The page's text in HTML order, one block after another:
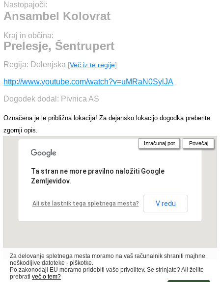
Nastopajoči:
Ansambel Kolovrat
Kraj in občina:
Prelesje, Šentrupert
Regija: Dolenjska [Več iz te regije]
http://www.youtube.com/watch?v=uMRaN0SylJA
Dogodek dodal: Pivnica AS
Označena je le približna lokacija! Za dejansko lokacijo dogodka preberite
zgornji opis.
Ta stran ne more pravilno naložiti Google
Zemljevidov.
Ali ste lastnik tega spletnega mesta? V redu
Izračunaj pot Povečaj
Za delovanje spletnega mesta moramo na vaš računalnik shraniti majhne
neškodljive datoteke - piškotke.
Po zakonodaji EU moramo pridobiti vašo privolitev. Se strinjate? Ali želite
prebrati več o tem?